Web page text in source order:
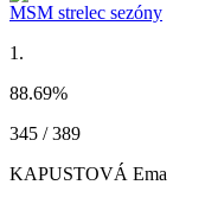
MSM strelec sezóny
1.
88.69%
345 / 389
KAPUSTOVÁ Ema